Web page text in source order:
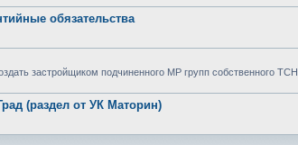
обязательства
застройщиком подчиненного МР групп собственного ТСН
(раздел от УК Маторин)